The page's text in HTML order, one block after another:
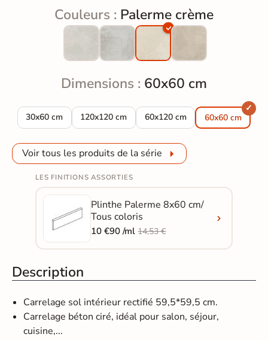
Couleurs : Palerme crème
Dimensions : 60x60 cm
30x60 cm
Carrelage sol effet béton Palerme crème 30x60 cm
120x120 cm
Carrelage sol effet béton Palerme crème
60x120 cm
Carrelage sol effet béton
60x60 cm
Voir tous les produits de la série
LES FINITIONS ASSORTIES
Plinthe Palerme 8x60 cm/
Tous coloris
10 €90 /ml14,53 €
Description
Carrelage sol intérieur rectifié 59,5*59,5 cm.
Carrelage béton ciré, idéal pour salon, séjour,
cuisine,...